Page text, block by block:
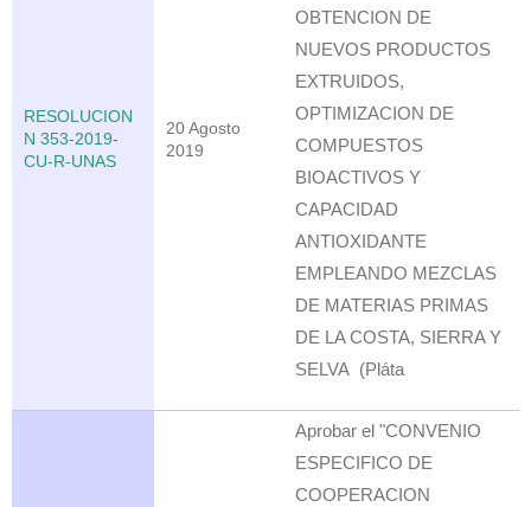
RESOLUCION
N 353-2019-
CU-R-UNAS
20 Agosto
2019
OBTENCION DE
NUEVOS PRODUCTOS
EXTRUIDOS,
OPTIMIZACION DE
COMPUESTOS
BIOACTIVOS Y
CAPACIDAD
ANTIOXIDANTE
EMPLEANDO MEZCLAS
DE MATERIAS PRIMAS
DE LA COSTA, SIERRA Y
SELVA (Pláta
Aprobar el "CONVENIO
ESPECIFICO DE
COOPERACION